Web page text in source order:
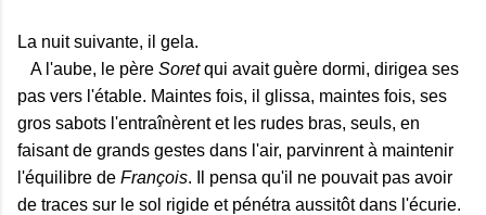
La nuit suivante, il gela.
A l'aube, le père Soretqui avait guère dormi, dirigea ses
pas vers l'étable. Maintes fois, il glissa, maintes fois, ses
gros sabots l'entraînèrent et les rudes bras, seuls, en
faisant de grands gestes dans l'air, parvinrent à maintenir
l'équilibre de François. Il pensa qu'il ne pouvait pas avoir
de traces sur le sol rigide et pénétra aussitôt dans l'écurie.